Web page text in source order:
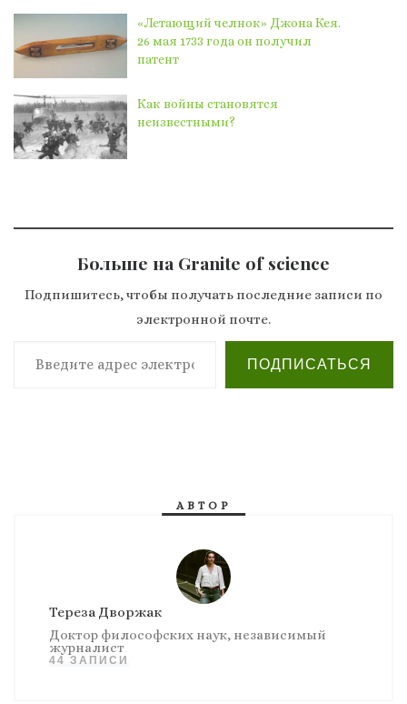
«Летающий челнок» Джона Кея.
26 мая 1733 года он получил
патент
Как войны становятся
неизвестными?
Больше на Granite of science
Подпишитесь, чтобы получать последние записи по
электронной почте.
Введите адрес электронной почты…
ПОДПИСАТЬСЯ
АВТОР
Тереза Дворжак
Доктор философских наук, независимый
журналист
44 ЗАПИСИ